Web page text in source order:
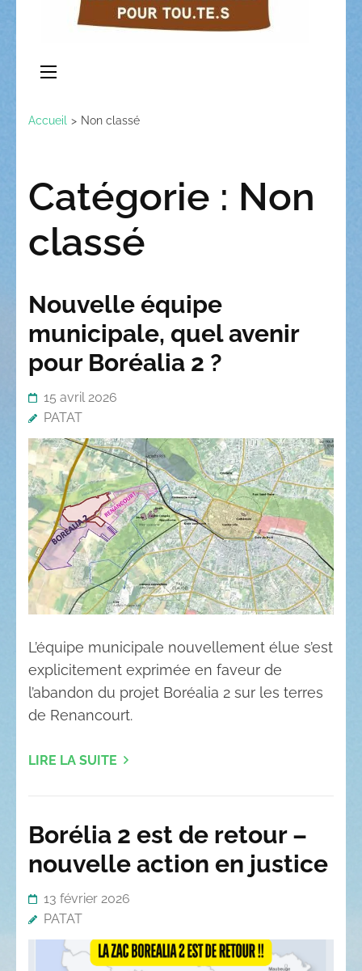
Accueil > Non classé
Catégorie : Non
classé
Nouvelle équipe
municipale, quel avenir
pour Boréalia 2 ?
15 avril 2026
PATAT
L’équipe municipale nouvellement élue s’est
explicitement exprimée en faveur de
l’abandon du projet Boréalia 2 sur les terres
de Renancourt.
LIRE LA SUITE
Borélia 2 est de retour –
nouvelle action en justice
13 février 2026
PATAT